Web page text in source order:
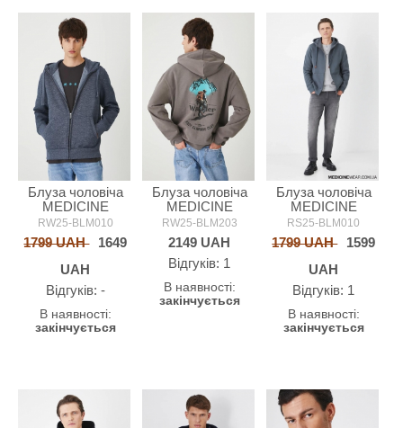
Блуза чоловіча
MEDICINE
RW25-BLM010
1799 UAH
1649
UAH
Відгуків: -
В наявності:
закінчується
Блуза чоловіча
MEDICINE
RW25-BLM203
2149 UAH
Відгуків: 1
В наявності:
закінчується
Блуза чоловіча
MEDICINE
RS25-BLM010
1799 UAH
1599
UAH
Відгуків: 1
В наявності:
закінчується